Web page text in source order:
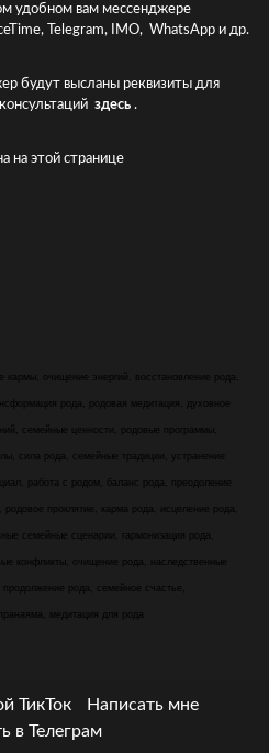
удобном вам мессенджере
Telegram, IMO, WhatsApp и др.
будут высланы реквизиты для
здесь .
на этой странице
очищение энергий, восстановление рода,
рода, родовая медитация, духовное
семейные ценности, родовые программы,
сила рода, семейные традиции, устранение
работа с родом, баланс рода, преодоление
родовое проклятие, карма рода, исцеление рода,
семейные сценарии, гармонизация рода,
конфликты, очищение рода, наследственные
рода, семейное счастье,
медитация для рода
ТикТок
Написать мне
в Телеграм